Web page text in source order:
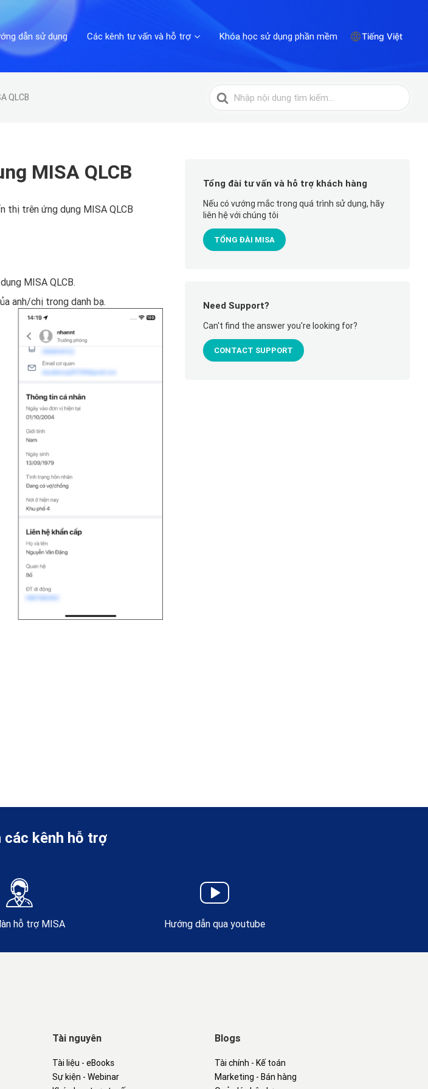
dẫn sử dụng Các kênh tư vấn và hỗ trợ Khóa học sử dụng phần mềm Tiếng Việt
QLCB
Tìm
kiếm
MISA QLCB
thị trên ứng dụng MISA QLCB
MISA QLCB.
anh/chị trong danh bạ.
Tổng đài tư vấn và hỗ trợ khách hàng
Nếu có vướng mắc trong quá trình sử dụng, hãy
liên hệ với chúng tôi
TỔNG ĐÀI MISA
Need Support?
Can't find the answer you're looking for?
CONTACT SUPPORT
các kênh hỗ trợ
hỗ trợ MISA Hướng dẫn qua youtube
Tài nguyên
Tài liệu - eBooks
Sự kiện - Webinar
Blogs
Tài chính - Kế toán
Marketing - Bán hàng